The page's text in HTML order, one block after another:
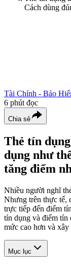
Cách dùng
Tài Chính - Bảo
6 phút đọc
Chia sẻ
Thẻ tín
dụng như
tăng điểm
Nhiều người nghĩ
Nhưng trên thực tế,
trực tiếp đến điểm
tín dụng và điểm tín
mức cao hơn và
Mục lục